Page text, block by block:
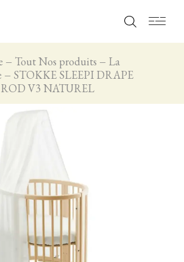
Tout Nos produits
La
STOKKE SLEEPI DRAPE
ROD V3 NATUREL